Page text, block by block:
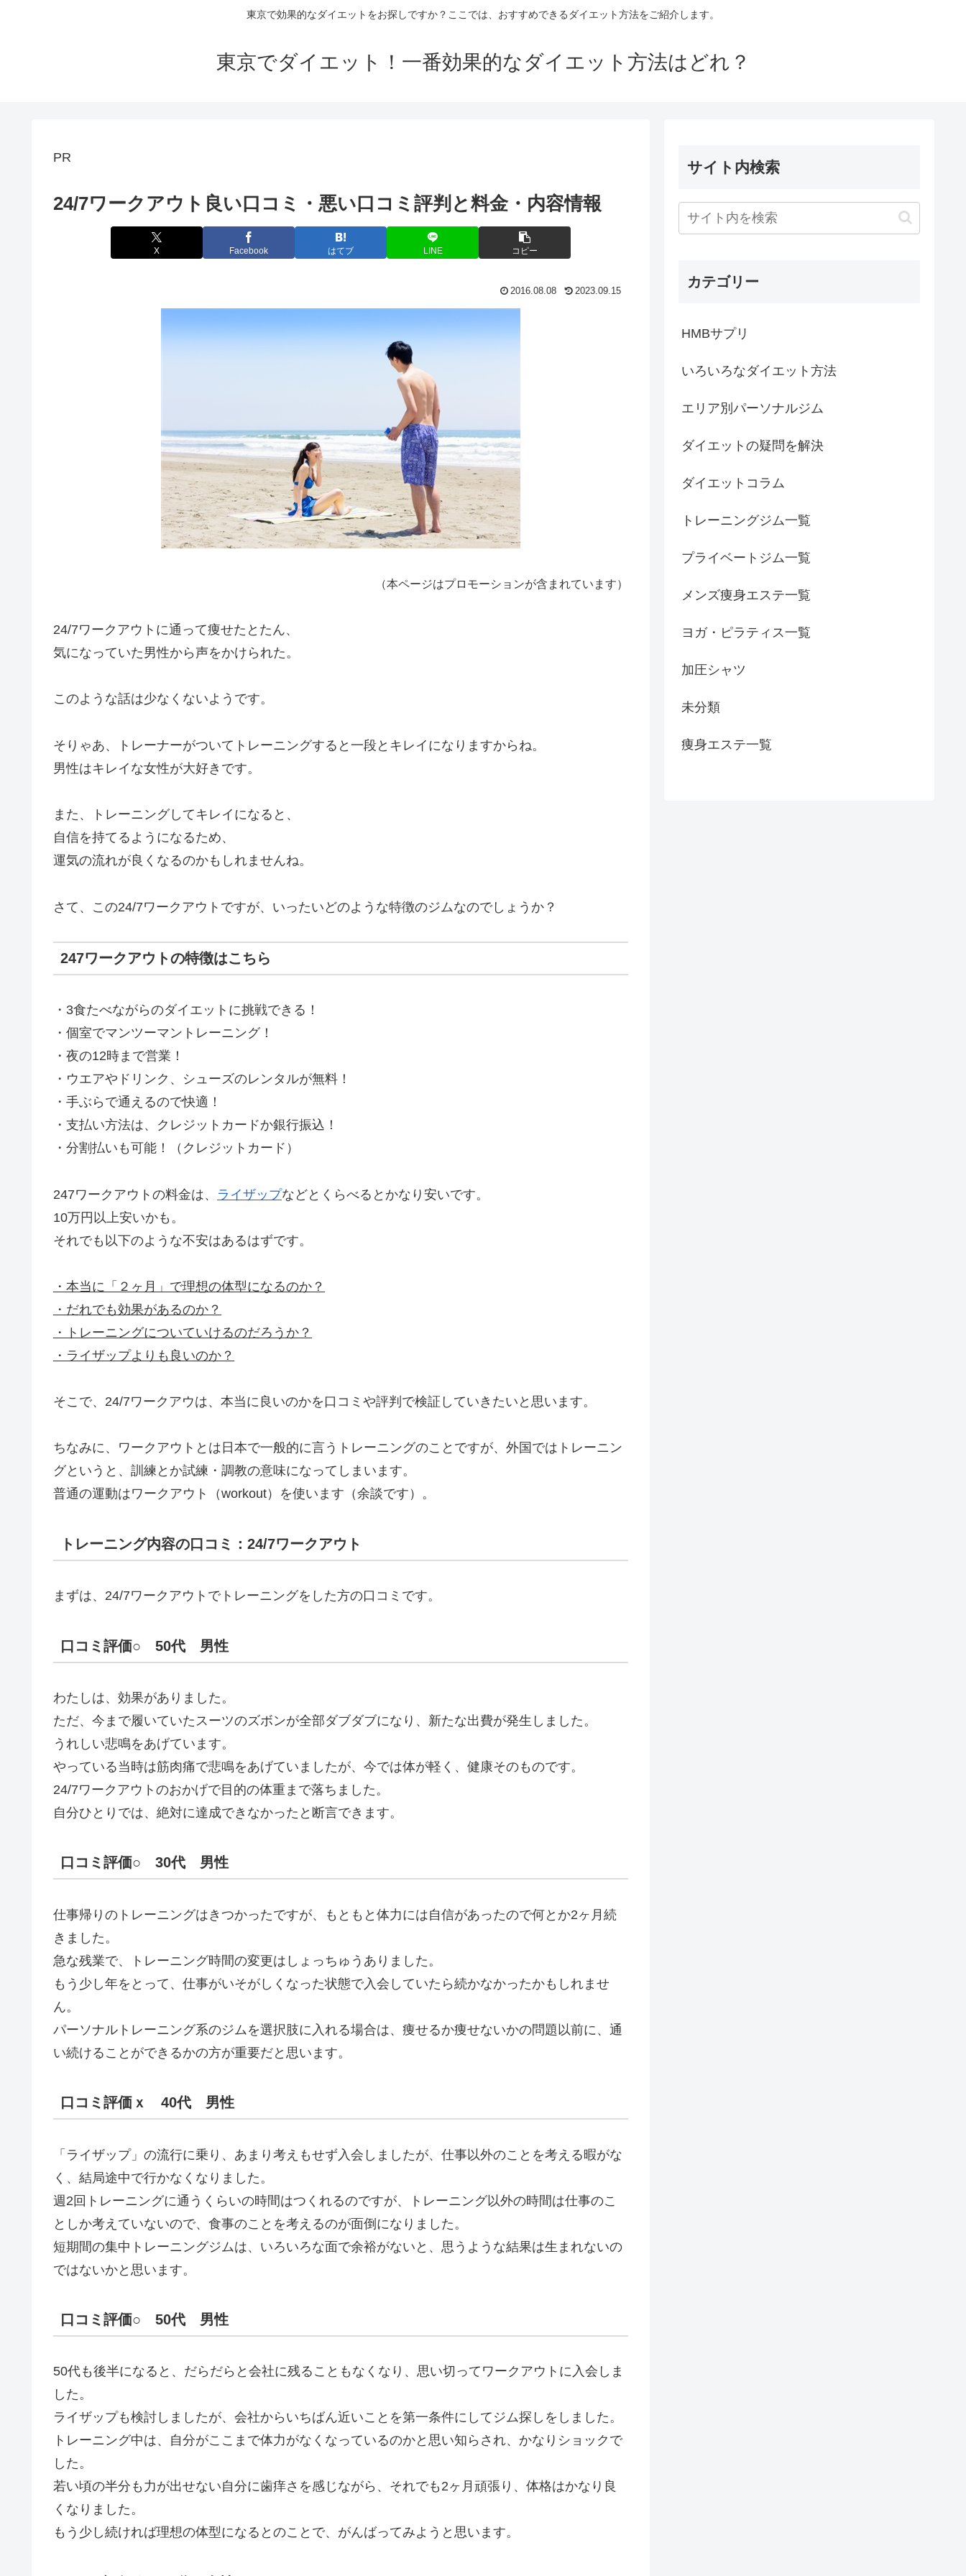
東京で効果的なダイエットをお探しですか？ここでは、おすすめできるダイエット方法をご紹介します。
東京でダイエット！一番効果的なダイエット方法はどれ？
PR
24/7ワークアウト良い口コミ・悪い口コミ評判と料金・内容情報
X Facebook はてブ LINE コピー
2016.08.08 2023.09.15
（本ページはプロモーションが含まれています）
24/7ワークアウトに通って痩せたとたん、
気になっていた男性から声をかけられた。
このような話は少なくないようです。
そりゃあ、トレーナーがついてトレーニングすると一段とキレイになりますからね。
男性はキレイな女性が大好きです。
また、トレーニングしてキレイになると、
自信を持てるようになるため、
運気の流れが良くなるのかもしれませんね。
さて、この24/7ワークアウトですが、いったいどのような特徴のジムなのでしょうか？
247ワークアウトの特徴はこちら
・3食たべながらのダイエットに挑戦できる！
・個室でマンツーマントレーニング！
・夜の12時まで営業！
・ウエアやドリンク、シューズのレンタルが無料！
・手ぶらで通えるので快適！
・支払い方法は、クレジットカードか銀行振込！
・分割払いも可能！（クレジットカード）
247ワークアウトの料金は、 ライザップなどとくらべるとかなり安いです。
10万円以上安いかも。
それでも以下のような不安はあるはずです。
・本当に「２ヶ月」で理想の体型になるのか？
・だれでも効果があるのか？
・トレーニングについていけるのだろうか？
・ライザップよりも良いのか？
そこで、24/7ワークアウは、本当に良いのかを口コミや評判で検証していきたいと思います。
ちなみに、ワークアウトとは日本で一般的に言うトレーニングのことですが、外国ではトレーニン
グというと、訓練とか試練・調教の意味になってしまいます。
普通の運動はワークアウト（workout）を使います（余談です）。
トレーニング内容の口コミ：24/7ワークアウト
まずは、24/7ワークアウトでトレーニングをした方の口コミです。
口コミ評価○ 50代 男性
わたしは、効果がありました。
ただ、今まで履いていたスーツのズボンが全部ダブダブになり、新たな出費が発生しました。
うれしい悲鳴をあげています。
やっている当時は筋肉痛で悲鳴をあげていましたが、今では体が軽く、健康そのものです。
24/7ワークアウトのおかげで目的の体重まで落ちました。
自分ひとりでは、絶対に達成できなかったと断言できます。
口コミ評価○ 30代 男性
仕事帰りのトレーニングはきつかったですが、もともと体力には自信があったので何とか2ヶ月続
きました。
急な残業で、トレーニング時間の変更はしょっちゅうありました。
もう少し年をとって、仕事がいそがしくなった状態で入会していたら続かなかったかもしれませ
ん。
パーソナルトレーニング系のジムを選択肢に入れる場合は、痩せるか痩せないかの問題以前に、通
い続けることができるかの方が重要だと思います。
口コミ評価ｘ 40代 男性
「ライザップ」の流行に乗り、あまり考えもせず入会しましたが、仕事以外のことを考える暇がな
く、結局途中で行かなくなりました。
週2回トレーニングに通うくらいの時間はつくれるのですが、トレーニング以外の時間は仕事のこ
としか考えていないので、食事のことを考えるのが面倒になりました。
短期間の集中トレーニングジムは、いろいろな面で余裕がないと、思うような結果は生まれないの
ではないかと思います。
口コミ評価○ 50代 男性
50代も後半になると、だらだらと会社に残ることもなくなり、思い切ってワークアウトに入会しま
した。
ライザップも検討しましたが、会社からいちばん近いことを第一条件にしてジム探しをしました。
トレーニング中は、自分がここまで体力がなくなっているのかと思い知らされ、かなりショックで
した。
若い頃の半分も力が出せない自分に歯痒さを感じながら、それでも2ヶ月頑張り、体格はかなり良
くなりました。
もう少し続ければ理想の体型になるとのことで、がんばってみようと思います。
サイト内検索
カテゴリー
HMBサプリ
いろいろなダイエット方法
エリア別パーソナルジム
ダイエットの疑問を解決
ダイエットコラム
トレーニングジム一覧
プライベートジム一覧
メンズ痩身エステ一覧
ヨガ・ピラティス一覧
加圧シャツ
未分類
痩身エステ一覧